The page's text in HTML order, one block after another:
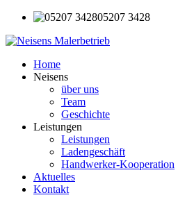
05207 3428
Home
Neisens
über uns
Team
Geschichte
Leistungen
Leistungen
Ladengeschäft
Handwerker-Kooperation
Aktuelles
Kontakt